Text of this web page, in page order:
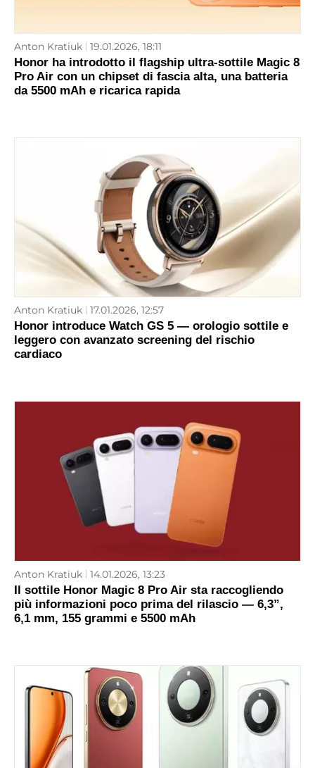
Anton Kratiuk 19.01.2026, 18:11
Honor ha introdotto il flagship ultra-sottile Magic 8
Pro Air con un chipset di fascia alta, una batteria
da 5500 mAh e ricarica rapida
Anton Kratiuk 17.01.2026, 12:57
Honor introduce Watch GS 5 — orologio sottile e
leggero con avanzato screening del rischio
cardiaco
Anton Kratiuk 14.01.2026, 13:23
Il sottile Honor Magic 8 Pro Air sta raccogliendo
più informazioni poco prima del rilascio — 6,3”,
6,1 mm, 155 grammi e 5500 mAh